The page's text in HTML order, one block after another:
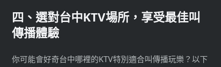
四、選對台中KTV場所，享受最佳叫
傳播體驗
你可能會好奇台中哪裡的KTV特別適合叫傳播玩樂？以下